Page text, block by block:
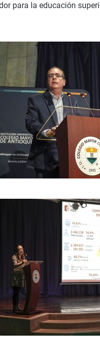
para la educación